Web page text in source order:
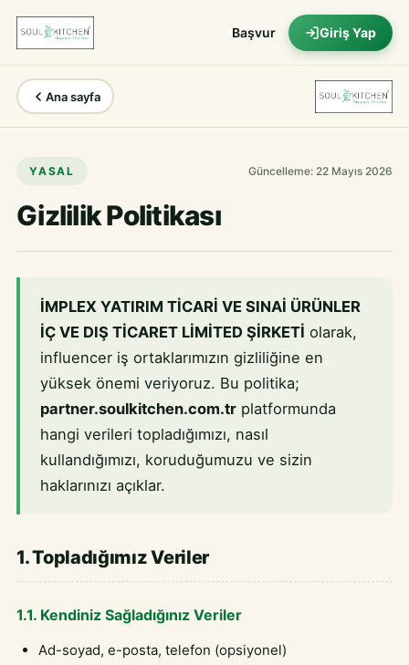
Başvur Giriş Yap
Ana sayfa
YASAL Güncelleme: 22 Mayıs 2026
Gizlilik Politikası
İMPLEX YATIRIM TİCARİ VE SINAİ ÜRÜNLER
İÇ VE DIŞ TİCARET LİMİTED ŞİRKETİ olarak,
influencer iş ortaklarımızın gizliliğine en
yüksek önemi veriyoruz. Bu politika;
partner.soulkitchen.com.tr platformunda
hangi verileri topladığımızı, nasıl
kullandığımızı, koruduğumuzu ve sizin
haklarınızı açıklar.
1. Topladığımız Veriler
1.1. Kendiniz Sağladığınız Veriler
Ad-soyad, e-posta, telefon (opsiyonel)